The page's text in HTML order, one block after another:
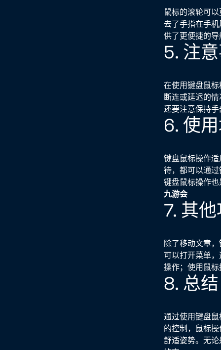
鼠标的滚轮可
去了手指在手
供了更便捷的
5. 注
在使用键盘鼠
断连或延迟的
还要注意保持
6. 使
键盘鼠标操作
待，都可以通
键盘鼠标操作
九游会
7. 其
除了移动文章
可以打开菜单
操作；使用鼠
8. 总结
通过使用键盘
的控制，鼠标
舒适姿势。无